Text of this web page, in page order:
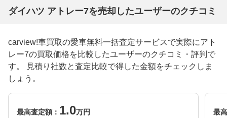
ダイハツ アトレー7を売却したユーザーのクチコミ
carview!車買取の愛車無料一括査定サービスで実際にアト
レー7の買取価格を比較したユーザーのクチコミ・評判で
す。 見積り社数と査定比較で得した金額をチェックしま
しょう。
最高査定額： 1.0万円
最